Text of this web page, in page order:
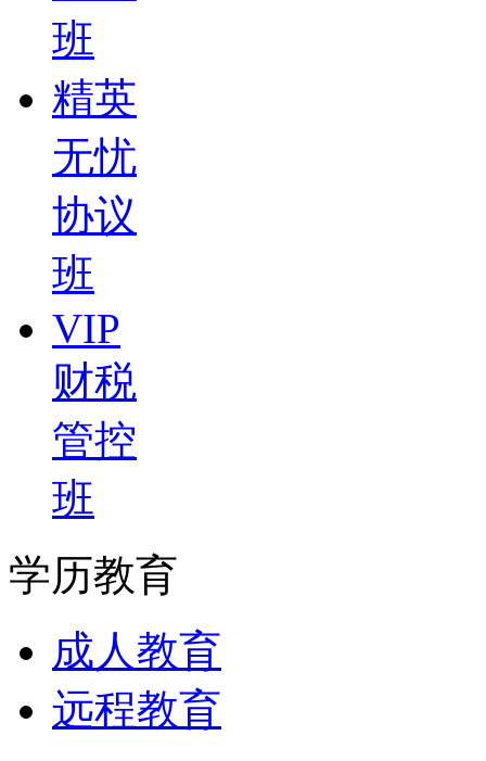
班
精英
无忧
协议
班
VIP
财税
管控
班
学历教育
成人教育
远程教育